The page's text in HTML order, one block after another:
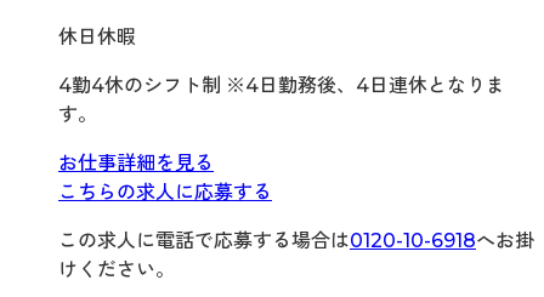
休日休暇
4勤4休のシフト制 ※4日勤務後、4日連休となりま
す。
お仕事詳細を見る
こちらの求人に応募する
この求人に電話で応募する場合は0120-10-6918へお掛
けください。